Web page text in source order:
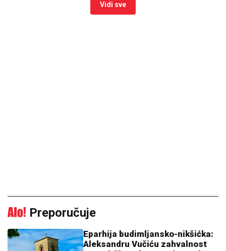
Vidi sve
Preporučuje
Eparhija budimljansko-nikšićka:
Aleksandru Vučiću zahvalnost